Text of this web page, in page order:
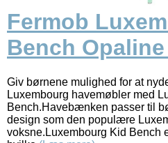
Fermob
Bench
Giv børnene mulighed for at
Luxembourg havemøbler med
Bench.Havebænken passer til
design som den populære
voksne.Luxembourg Kid Bench